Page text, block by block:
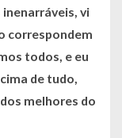
vi
correspondem
todos, e eu
de tudo,
melhores do